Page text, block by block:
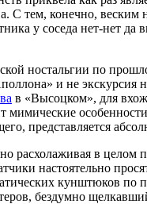
С тем, конечно,
у соседа нет-нет
ностальгии по
и не
в «Высоцком», для
представляется
расхолаживая в целом
настоятельно
кунштюков по
бездумно